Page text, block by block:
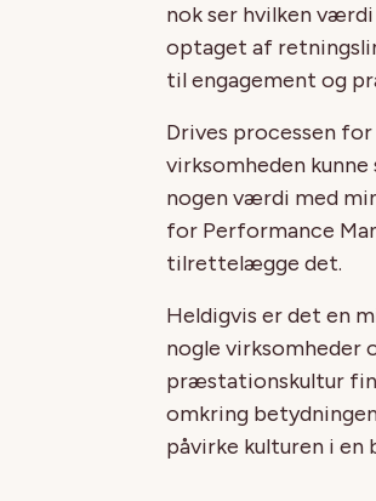
nok ser hvilken
optaget af
til engagement og
Drives processen
virksomheden
nogen værdi med
for Performance
tilrettelægge det.
Heldigvis er det en
nogle virksomheder
præstationskultur
omkring
påvirke kulturen i